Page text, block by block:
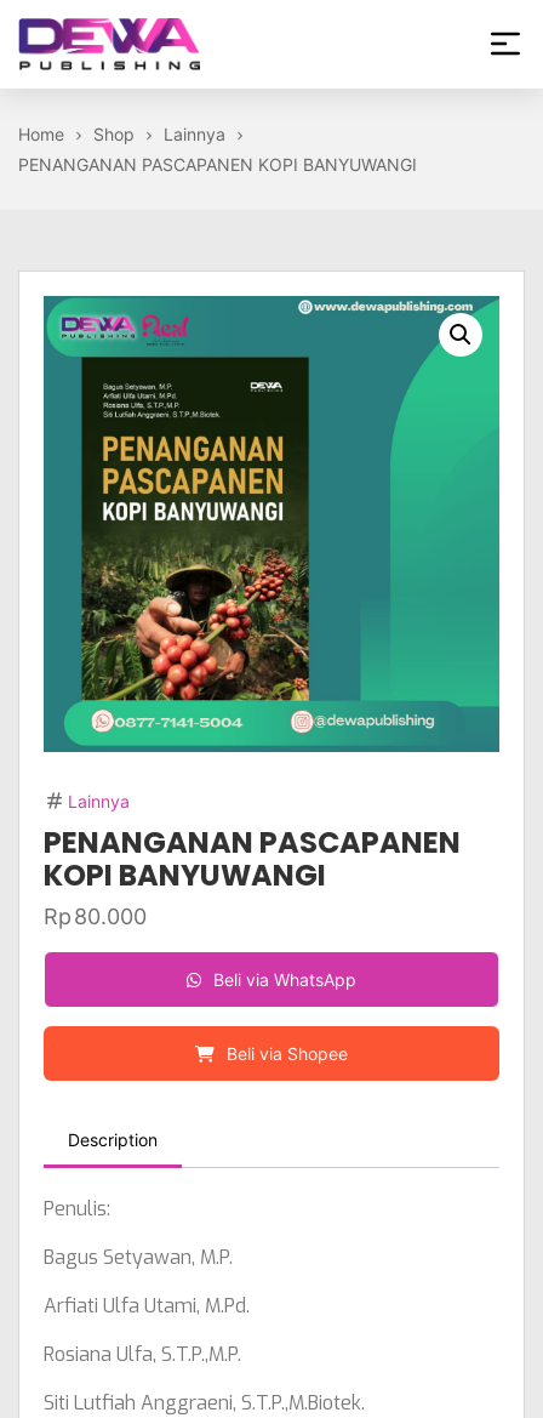
Skip
theDewa
Home
Shop
Lainnya
PENANGANAN PASCAPANEN KOPI BANYUWANGI
Lainnya
PENANGANAN PASCAPANEN
KOPI BANYUWANGI
Rp80.000
Beli via WhatsApp
Beli via Shopee
Description
Penulis:
Bagus Setyawan, M.P.
Arfiati Ulfa Utami, M.Pd.
Rosiana Ulfa, S.T.P.,M.P.
Siti Lutfiah Anggraeni, S.T.P.,M.Biotek.